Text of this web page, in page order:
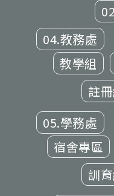
04.教務處
教學組
註
05.學務處
宿舍專區
訓